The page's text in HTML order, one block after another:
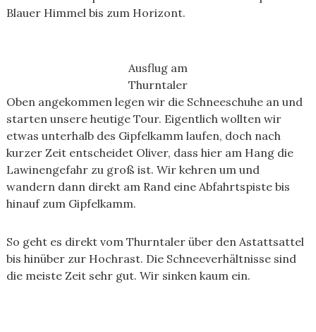
Blauer Himmel bis zum Horizont.
Ausflug am
Thurntaler
Oben angekommen legen wir die Schneeschuhe an und
starten unsere heutige Tour. Eigentlich wollten wir
etwas unterhalb des Gipfelkamm laufen, doch nach
kurzer Zeit entscheidet Oliver, dass hier am Hang die
Lawinengefahr zu groß ist. Wir kehren um und
wandern dann direkt am Rand eine Abfahrtspiste bis
hinauf zum Gipfelkamm.
So geht es direkt vom Thurntaler über den Astattsattel
bis hinüber zur Hochrast. Die Schneeverhältnisse sind
die meiste Zeit sehr gut. Wir sinken kaum ein.